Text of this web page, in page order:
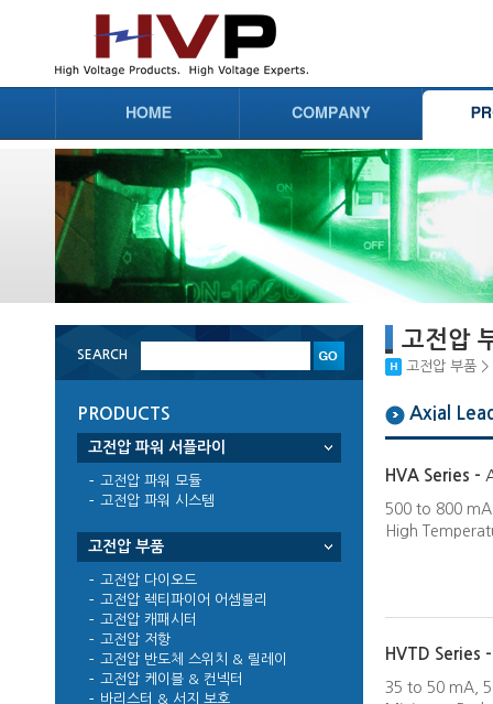
SEARCH
PRODUCTS
고전압 파워 서플라이
고전압 파워 모듈
고전압 파워 시스템
고전압 부품
고전압 다이오드
고전압 렉티파이어 어셈블리
고전압 캐패시터
고전압 저항
고전압 반도체 스위치 & 릴레이
고전압 케이블 & 컨넥터
바리스터 & 서지 보호
고전압
고전압 부품
Axial
HVA Series -
500 to 800
High
HVTD Series
35 to 50 mA,